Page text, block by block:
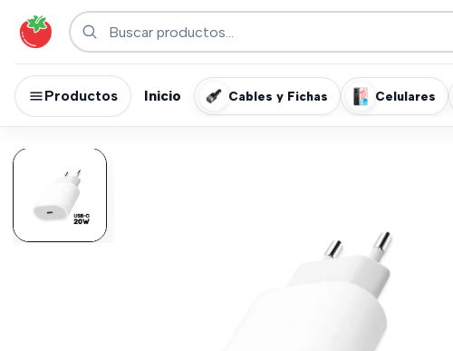
Productos Inicio Cables y Fichas Celulares